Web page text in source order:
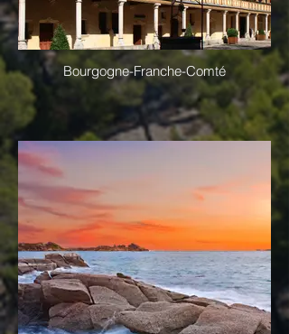
Bourgogne-Franche-Comté